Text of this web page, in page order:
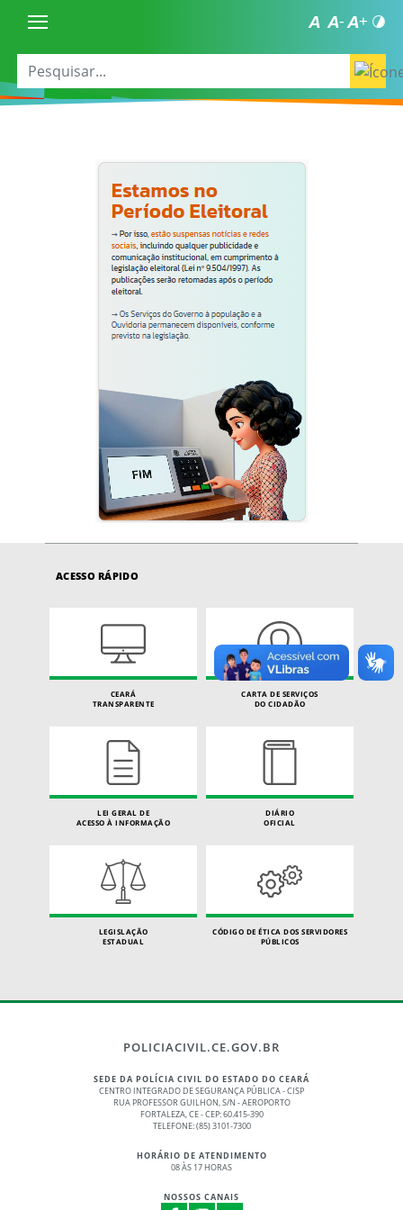
ACESSO RÁPIDO
CEARÁ
TRANSPARENTE
CARTA DE SERVIÇOS
DO CIDADÃO
LEI GERAL DE
ACESSO À INFORMAÇÃO
DIÁRIO
OFICIAL
LEGISLAÇÃO
ESTADUAL
CÓDIGO DE ÉTICA DOS SERVIDORES
PÚBLICOS
POLICIACIVIL.CE.GOV.BR
SEDE DA POLÍCIA CIVIL DO ESTADO DO CEARÁ
CENTRO INTEGRADO DE SEGURANÇA PÚBLICA - CISP
RUA PROFESSOR GUILHON, S/N - AEROPORTO
FORTALEZA, CE - CEP: 60.415-390
TELEFONE: (85) 3101-7300
HORÁRIO DE ATENDIMENTO
08 ÀS 17 HORAS
NOSSOS CANAIS